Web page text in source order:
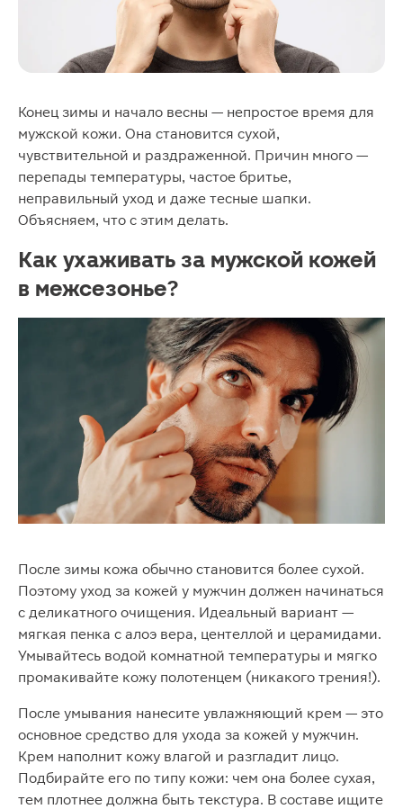
Конец зимы и начало весны — непростое время для
мужской кожи. Она становится сухой,
чувствительной и раздраженной. Причин много —
перепады температуры, частое бритье,
неправильный уход и даже тесные шапки.
Объясняем, что с этим делать.
Как ухаживать за мужской кожей
в межсезонье?
После зимы кожа обычно становится более сухой.
Поэтому уход за кожей у мужчин должен начинаться
с деликатного очищения. Идеальный вариант —
мягкая пенка с алоэ вера, центеллой и церамидами.
Умывайтесь водой комнатной температуры и мягко
промакивайте кожу полотенцем (никакого трения!).
После умывания нанесите увлажняющий крем — это
основное средство для ухода за кожей у мужчин.
Крем наполнит кожу влагой и разгладит лицо.
Подбирайте его по типу кожи: чем она более сухая,
тем плотнее должна быть текстура. В составе ищите